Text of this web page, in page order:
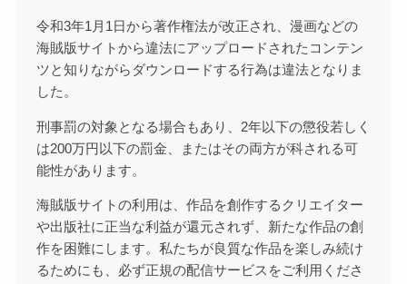
令和3年1月1日から著作権法が改正され、漫画などの
海賊版サイトから違法にアップロードされたコンテン
ツと知りながらダウンロードする行為は違法となりま
した。
刑事罰の対象となる場合もあり、2年以下の懲役若しく
は200万円以下の罰金、またはその両方が科される可
能性があります。
海賊版サイトの利用は、作品を創作するクリエイター
や出版社に正当な利益が還元されず、新たな作品の創
作を困難にします。私たちが良質な作品を楽しみ続け
るためにも、必ず正規の配信サービスをご利用くださ